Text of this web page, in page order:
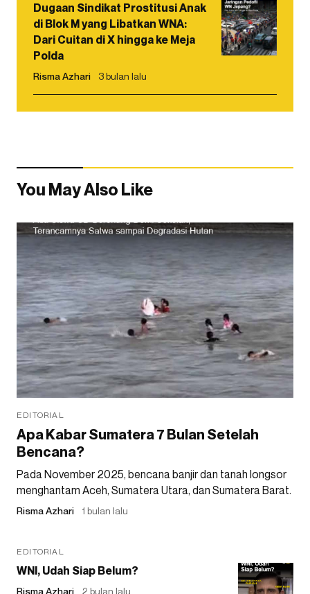
Dugaan Sindikat Prostitusi Anak
di Blok M yang Libatkan WNA:
Dari Cuitan di X hingga ke Meja
Polda
Risma Azhari 3 bulan lalu
You May Also Like
EDITORIAL
Apa Kabar Sumatera 7 Bulan Setelah
Bencana?
Pada November 2025, bencana banjir dan tanah longsor
menghantam Aceh, Sumatera Utara, dan Sumatera Barat.
Risma Azhari 1 bulan lalu
EDITORIAL
WNI, Udah Siap Belum?
Risma Azhari 2 bulan lalu